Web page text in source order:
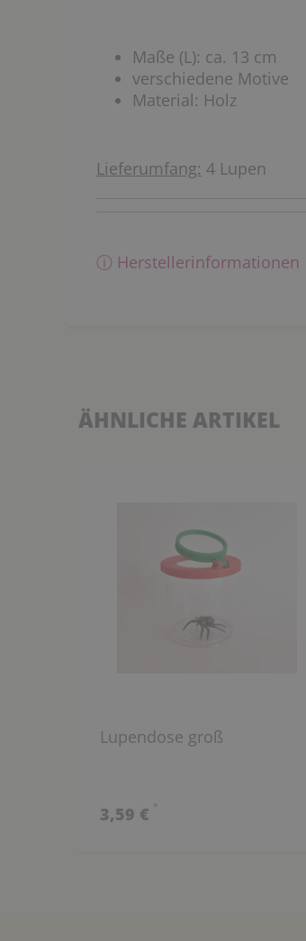
Maße (L): ca. 13 cm
verschiedene Motive
Material: Holz
Lieferumfang: 4 Lupen
ⓘ Herstellerinformationen
ÄHNLICHE ARTIKEL
Lupendose groß
3,59 € *